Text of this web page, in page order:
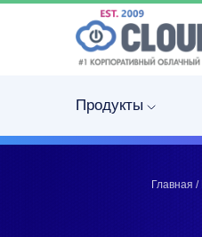
Продукты
Главная /
Telegram
Твитнуть
LinkedIn
Telegram
Твитнуть
LinkedIn